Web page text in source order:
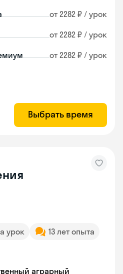
от 2282 ₽ / урок
от 2282 ₽ / урок
от 2282 ₽ / урок
Выбрать время
урок
13 лет опыта
аграрный